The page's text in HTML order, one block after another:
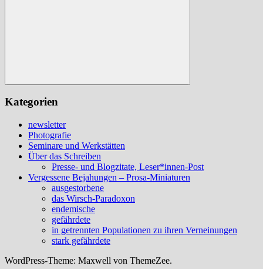
Suchen
Kategorien
newsletter
Photografie
Seminare und Werkstätten
Über das Schreiben
Presse- und Blogzitate, Leser*innen-Post
Vergessene Bejahungen – Prosa-Miniaturen
ausgestorbene
das Wirsch-Paradoxon
endemische
gefährdete
in getrennten Populationen zu ihren Verneinungen
stark gefährdete
WordPress-Theme: Maxwell von ThemeZee.